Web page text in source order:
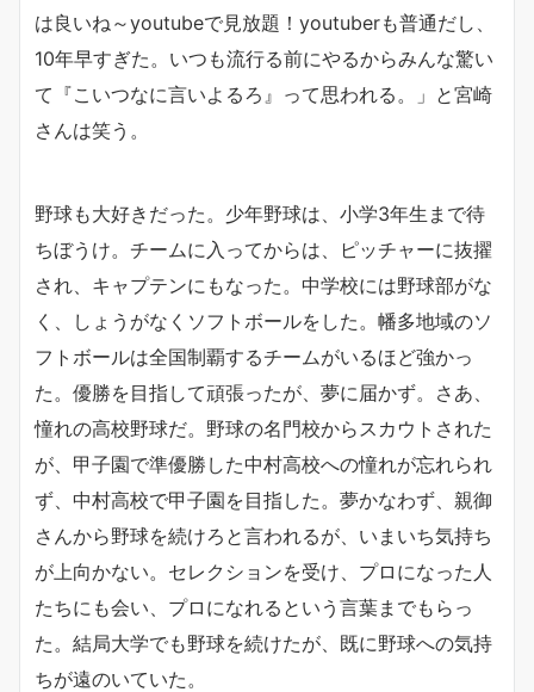
は良いね～youtubeで見放題！youtuberも普通だし、
10年早すぎた。いつも流行る前にやるからみんな驚い
て『こいつなに言いよるろ』って思われる。」と宮崎
さんは笑う。
野球も大好きだった。少年野球は、小学3年生まで待
ちぼうけ。チームに入ってからは、ピッチャーに抜擢
され、キャプテンにもなった。中学校には野球部がな
く、しょうがなくソフトボールをした。幡多地域のソ
フトボールは全国制覇するチームがいるほど強かっ
た。優勝を目指して頑張ったが、夢に届かず。さあ、
憧れの高校野球だ。野球の名門校からスカウトされた
が、甲子園で準優勝した中村高校への憧れが忘れられ
ず、中村高校で甲子園を目指した。夢かなわず、親御
さんから野球を続けろと言われるが、いまいち気持ち
が上向かない。セレクションを受け、プロになった人
たちにも会い、プロになれるという言葉までもらっ
た。結局大学でも野球を続けたが、既に野球への気持
ちが遠のいていた。